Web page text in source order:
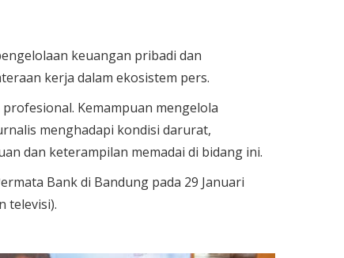
keuangan pribadi dan
kerja dalam ekosistem pers.
Kemampuan mengelola
menghadapi kondisi darurat,
dan keterampilan memadai di bidang ini.
Bank di Bandung pada 29 Januari
televisi).